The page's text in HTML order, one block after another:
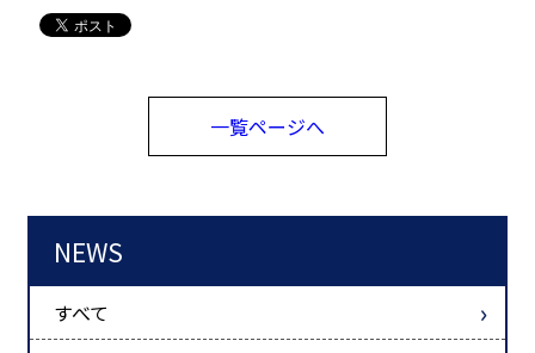
一覧ページへ
NEWS
すべて